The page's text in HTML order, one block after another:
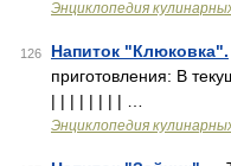
Энциклопедия
126 Напиток "Клюковка".
приготовления: В
| | | | | | | | …
Энциклопедия